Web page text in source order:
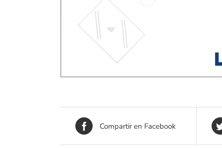
Compartir en Facebook